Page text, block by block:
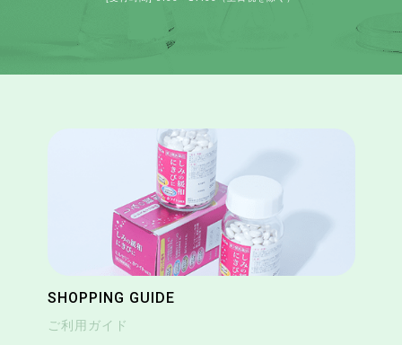
SHOPPING GUIDE
ご利用ガイド